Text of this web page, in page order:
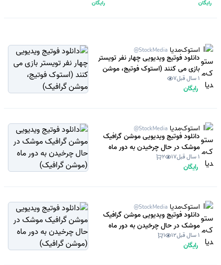
رایگان رایگان
استوک‌مدیا @StockMedia
دانلود فوتیج ویدیویی چهار نفر تویستر
بازی می کنند (استوک فوتیج، موشن
گرافیک)1 سال قبل 7
رایگان
استوک‌مدیا @StockMedia
دانلود فوتیج ویدیویی موشن گرافیک
موشک در حال چرخیدن به دور ماه
(موشن گرافیک)1 سال قبل 17
2
رایگان
استوک‌مدیا @StockMedia
دانلود فوتیج ویدیویی موشن گرافیک
موشک در حال چرخیدن به دور ماه
(موشن گرافیک)1 سال قبل 12
1
رایگان